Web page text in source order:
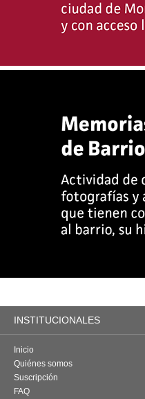
INSTITUCIONALES
Inicio
Quiénes somos
Suscripción
FAQ